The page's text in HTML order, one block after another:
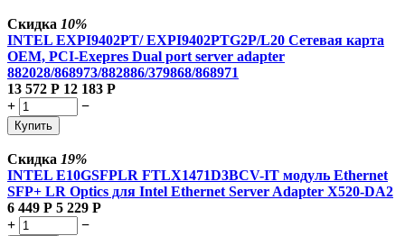
Скидка 10%
INTEL EXPI9402PT/ EXPI9402PTG2P/L20 Сетевая карта
OEM, PCI-Exepres Dual port server adapter
882028/868973/882886/379868/868971
13 572 Р 12 183 Р
+
−
Купить
Скидка 19%
INTEL E10GSFPLR FTLX1471D3BCV-IT модуль Ethernet
SFP+ LR Optics для Intel Ethernet Server Adapter X520-DA2
6 449 Р 5 229 Р
+
−